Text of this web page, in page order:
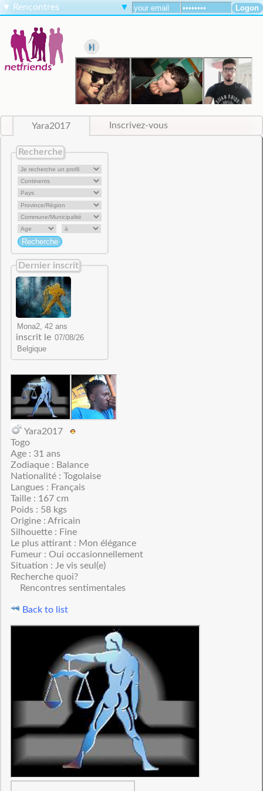
▼ Rencontres ▼
Yara2017 Inscrivez-vous
Recherche
Dernier inscrit
inscrit le
Yara2017
Togo
Age : 31 ans
Zodiaque : Balance
Nationalité : Togolaise
Langues : Français
Taille : 167 cm
Poids : 58 kgs
Origine : Africain
Silhouette : Fine
Le plus attirant : Mon élégance
Fumeur : Oui occasionnellement
Situation : Je vis seul(e)
Recherche quoi?
Rencontres sentimentales
Back to list